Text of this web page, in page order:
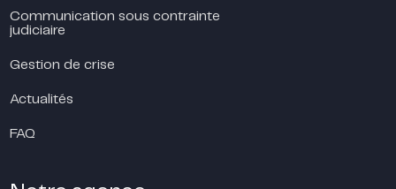
Communication sous contrainte
judiciaire
Gestion de crise
Actualités
FAQ